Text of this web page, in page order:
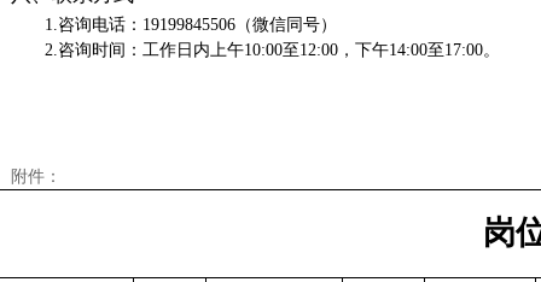
1.咨询电话：19199845506（微信同号）
2.咨询时间：工作日内上午10:00至12:00，下午14:00至17:00。
附件：
岗